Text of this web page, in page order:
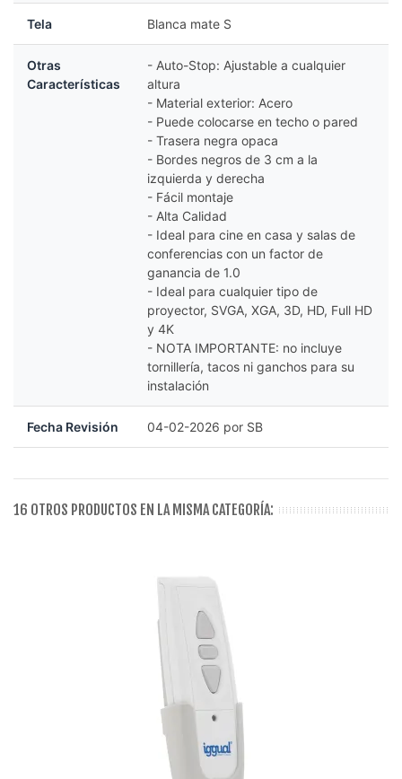
Tela Blanca mate S
Otras
Características
- Auto-Stop: Ajustable a cualquier
altura
- Material exterior: Acero
- Puede colocarse en techo o pared
- Trasera negra opaca
- Bordes negros de 3 cm a la
izquierda y derecha
- Fácil montaje
- Alta Calidad
- Ideal para cine en casa y salas de
conferencias con un factor de
ganancia de 1.0
- Ideal para cualquier tipo de
proyector, SVGA, XGA, 3D, HD, Full HD
y 4K
- NOTA IMPORTANTE: no incluye
tornillería, tacos ni ganchos para su
instalación
Fecha Revisión 04-02-2026 por SB
16 OTROS PRODUCTOS EN LA MISMA CATEGORÍA: